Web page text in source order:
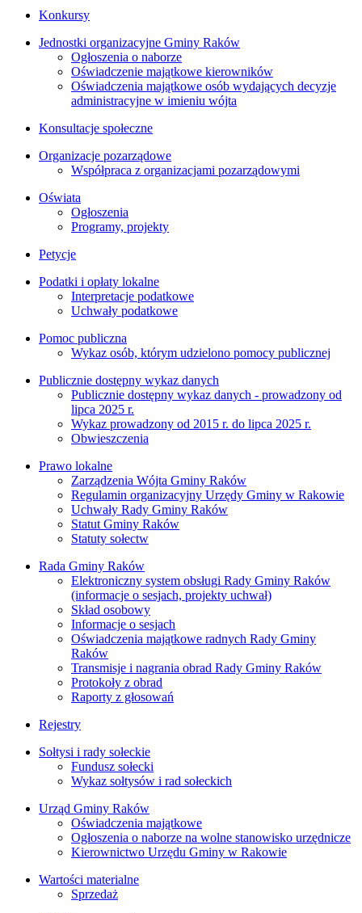
Konkursy
Jednostki organizacyjne Gminy Raków
Ogłoszenia o naborze
Oświadczenie majątkowe kierowników
Oświadczenia majątkowe osób wydających decyzje
administracyjne w imieniu wójta
Konsultacje społeczne
Organizacje pozarządowe
Współpraca z organizacjami pozarządowymi
Oświata
Ogłoszenia
Programy, projekty
Petycje
Podatki i opłaty lokalne
Interpretacje podatkowe
Uchwały podatkowe
Pomoc publiczna
Wykaz osób, którym udzielono pomocy publicznej
Publicznie dostępny wykaz danych
Publicznie dostępny wykaz danych - prowadzony od
lipca 2025 r.
Wykaz prowadzony od 2015 r. do lipca 2025 r.
Obwieszczenia
Prawo lokalne
Zarządzenia Wójta Gminy Raków
Regulamin organizacyjny Urzędy Gminy w Rakowie
Uchwały Rady Gminy Raków
Statut Gminy Raków
Statuty sołectw
Rada Gminy Raków
Elektroniczny system obsługi Rady Gminy Raków
(informacje o sesjach, projekty uchwał)
Skład osobowy
Informacje o sesjach
Oświadczenia majątkowe radnych Rady Gminy
Raków
Transmisje i nagrania obrad Rady Gminy Raków
Protokoły z obrad
Raporty z głosowań
Rejestry
Sołtysi i rady sołeckie
Fundusz sołecki
Wykaz sołtysów i rad sołeckich
Urząd Gminy Raków
Oświadczenia majątkowe
Ogłoszenia o naborze na wolne stanowisko urzędnicze
Kierownictwo Urzędu Gminy w Rakowie
Wartości materialne
Sprzedaż